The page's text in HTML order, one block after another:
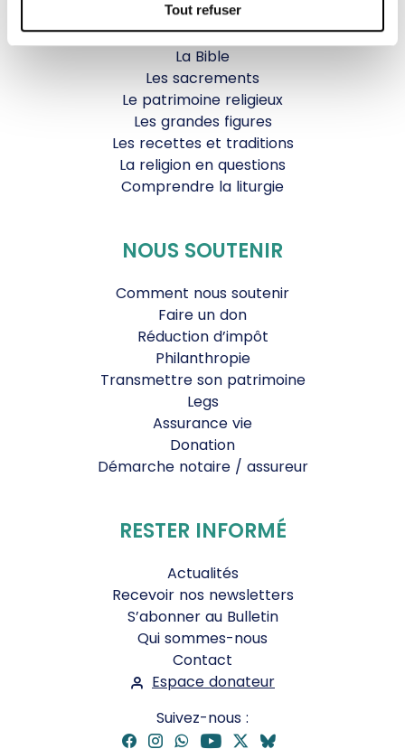
Tout refuser
Les fêtes chrétiennes
Les saints du jour
La Bible
Les sacrements
Le patrimoine religieux
Les grandes figures
Les recettes et traditions
La religion en questions
Comprendre la liturgie
NOUS SOUTENIR
Comment nous soutenir
Faire un don
Réduction d’impôt
Philanthropie
Transmettre son patrimoine
Legs
Assurance vie
Donation
Démarche notaire / assureur
RESTER INFORMÉ
Actualités
Recevoir nos newsletters
S’abonner au Bulletin
Qui sommes-nous
Contact
Espace donateur
Suivez-nous :
Facebook
Instagram
WhatsApp
YouTubeTwitter